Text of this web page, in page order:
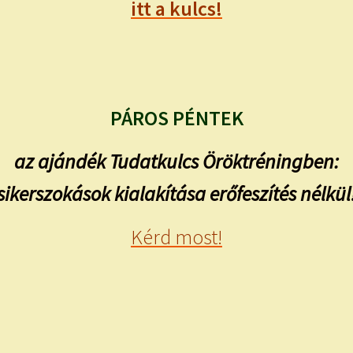
itt a kulcs!
PÁROS PÉNTEK
az ajándék Tudatkulcs Öröktréningben:
kialakítása erőfeszítés
Kérd most!